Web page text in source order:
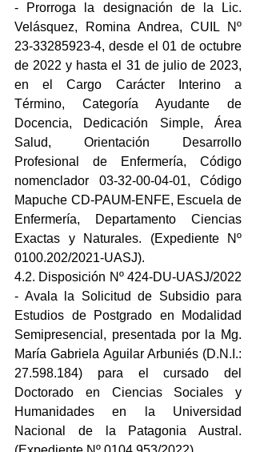
- Prorroga la designación de la Lic.
Velásquez, Romina Andrea, CUIL Nº
23-33285923-4, desde el 01 de octubre
de 2022 y hasta el 31 de julio de 2023,
en el Cargo Carácter Interino a
Término, Categoría Ayudante de
Docencia, Dedicación Simple, Área
Salud, Orientación Desarrollo
Profesional de Enfermería, Código
nomenclador 03-32-00-04-01, Código
Mapuche CD-PAUM-ENFE, Escuela de
Enfermería, Departamento Ciencias
Exactas y Naturales. (Expediente Nº
0100.202/2021-UASJ).
4.2. Disposición Nº 424-DU-UASJ/2022
- Avala la Solicitud de Subsidio para
Estudios de Postgrado en Modalidad
Semipresencial, presentada por la Mg.
María Gabriela Aguilar Arbuniés (D.N.I.:
27.598.184) para el cursado del
Doctorado en Ciencias Sociales y
Humanidades en la Universidad
Nacional de la Patagonia Austral.